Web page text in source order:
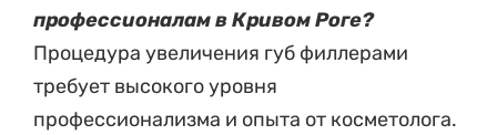
профессионалам в Кривом Роге?
Процедура увеличения губ филлерами
требует высокого уровня
профессионализма и опыта от косметолога.